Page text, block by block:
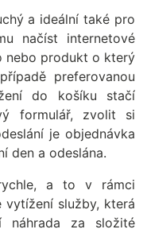
a ideální také pro
načíst internetové
nebo produkt o který
preferovanou
do košíku stačí
formulář, zvolit si
je objednávka
den a odeslána.
a to v rámci
vytížení služby, která
náhrada za složité